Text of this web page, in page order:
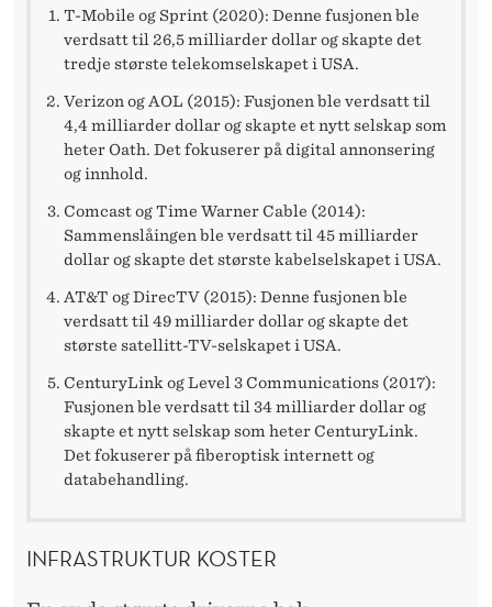
T-Mobile og Sprint (2020): Denne fusjonen ble
verdsatt til 26,5 milliarder dollar og skapte det
tredje største telekomselskapet i USA.
Verizon og AOL (2015): Fusjonen ble verdsatt til
4,4 milliarder dollar og skapte et nytt selskap som
heter Oath. Det fokuserer på digital annonsering
og innhold.
Comcast og Time Warner Cable (2014):
Sammenslåingen ble verdsatt til 45 milliarder
dollar og skapte det største kabelselskapet i USA.
AT&T og DirecTV (2015): Denne fusjonen ble
verdsatt til 49 milliarder dollar og skapte det
største satellitt-TV-selskapet i USA.
CenturyLink og Level 3 Communications (2017):
Fusjonen ble verdsatt til 34 milliarder dollar og
skapte et nytt selskap som heter CenturyLink.
Det fokuserer på fiberoptisk internett og
databehandling.
INFRASTRUKTUR KOSTER